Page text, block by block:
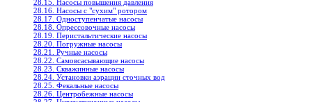
28.15. Насосы повышения давления
28.16. Насосы с "сухим" ротором
28.17. Одноступенчатые насосы
28.18. Опрессовочные насосы
28.19. Перистальтические насосы
28.20. Погружные насосы
28.21. Ручные насосы
28.22. Самовсасывающие насосы
28.23. Скважинные насосы
28.24. Установки аэрации сточных вод
28.25. Фекальные насосы
28.26. Центробежные насосы